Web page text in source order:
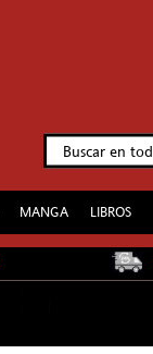
MANGA LIBROS